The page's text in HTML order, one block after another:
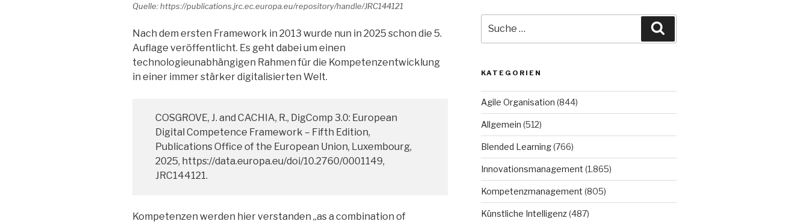
Quelle: https://publications.jrc.ec.europa.eu/repository/handle/JRC144121
Nach dem ersten Framework in 2013 wurde nun in 2025 schon die 5.
Auflage veröffentlicht. Es geht dabei um einen
technologieunabhängigen Rahmen für die Kompetenzentwicklung
in einer immer stärker digitalisierten Welt.
COSGROVE, J. and CACHIA, R., DigComp 3.0: European
Digital Competence Framework – Fifth Edition,
Publications Office of the European Union, Luxembourg,
2025, https://data.europa.eu/doi/10.2760/0001149,
JRC144121.
Kompetenzen werden hier verstanden „as a combination of
nach:
KATEGORIEN
Agile Organisation (844)
Allgemein (512)
Blended Learning(766)
Innovationsmanagement (1.865)
Kompetenzmanagement (805)
Künstliche Intelligenz(487)